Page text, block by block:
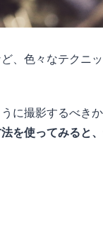
、色々なテクニッ
に撮影するべきか
を使ってみると